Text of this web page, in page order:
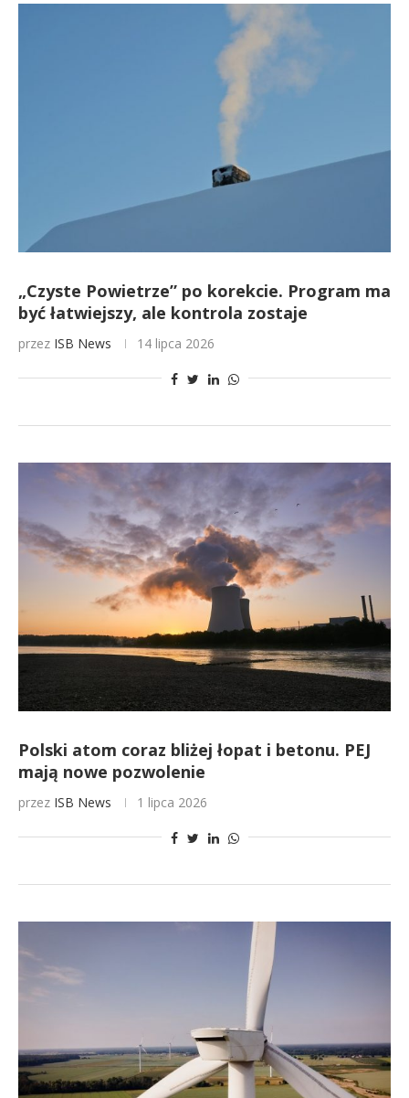
„Czyste Powietrze” po korekcie. Program ma
być łatwiejszy, ale kontrola zostaje
przez ISB News 14 lipca 2026
Polski atom coraz bliżej łopat i betonu. PEJ
mają nowe pozwolenie
przez ISB News 1 lipca 2026